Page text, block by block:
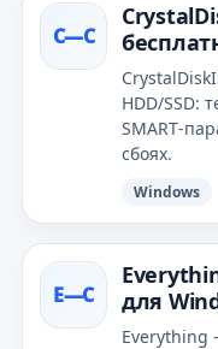
C—С
HDD/SSD:
сбоях.
Windows
E—С
для
Everything